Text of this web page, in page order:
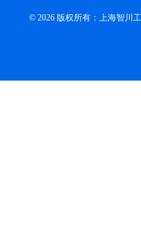
© 2026 版权所有：上海智川